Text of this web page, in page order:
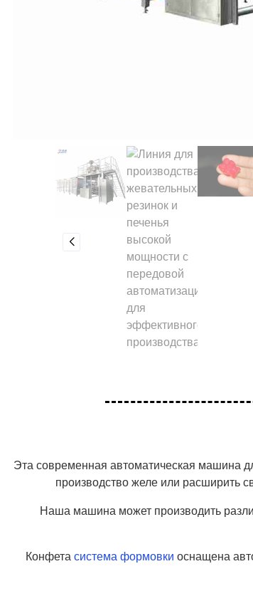
Эта современная автоматическая машина
производство желе или расширить
Наша машина может производить
Конфетасистема формовки оснащена